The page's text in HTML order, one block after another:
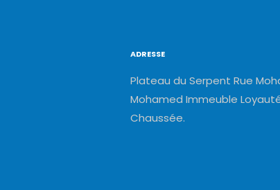
ADRESSE
Plateau du Serpent Rue
Mohamed Immeuble
Chaussée.